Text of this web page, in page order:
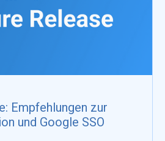
Empfehlungen zur
und Google SSO